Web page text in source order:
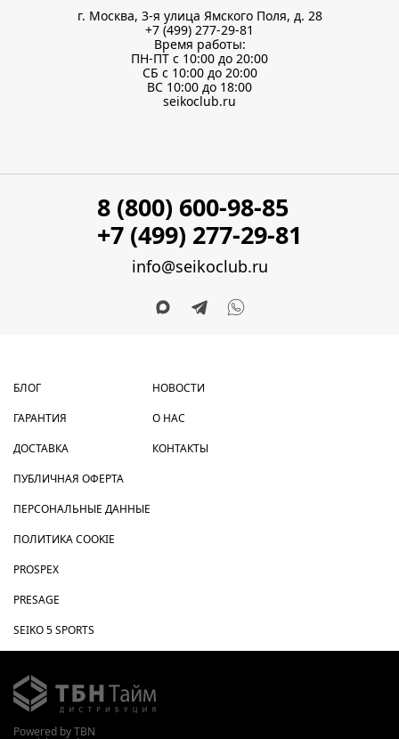
г. Москва, 3-я улица Ямского Поля, д. 28
+7 (499) 277-29-81
Время работы:
ПН-ПТ с 10:00 до 20:00
СБ с 10:00 до 20:00
ВС 10:00 до 18:00
seikoclub.ru
8 (800) 600-98-85
+7 (499) 277-29-81
info@seikoclub.ru
БЛОГ
ГАРАНТИЯ
ДОСТАВКА
НОВОСТИ
О НАС
КОНТАКТЫ
ПУБЛИЧНАЯ ОФЕРТА
ПЕРСОНАЛЬНЫЕ ДАННЫЕ
ПОЛИТИКА COOKIE
PROSPEX
PRESAGE
SEIKO 5 SPORTS
Powered by TBN